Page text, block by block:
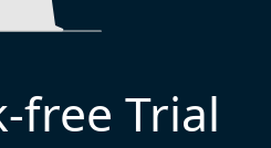
free Trial